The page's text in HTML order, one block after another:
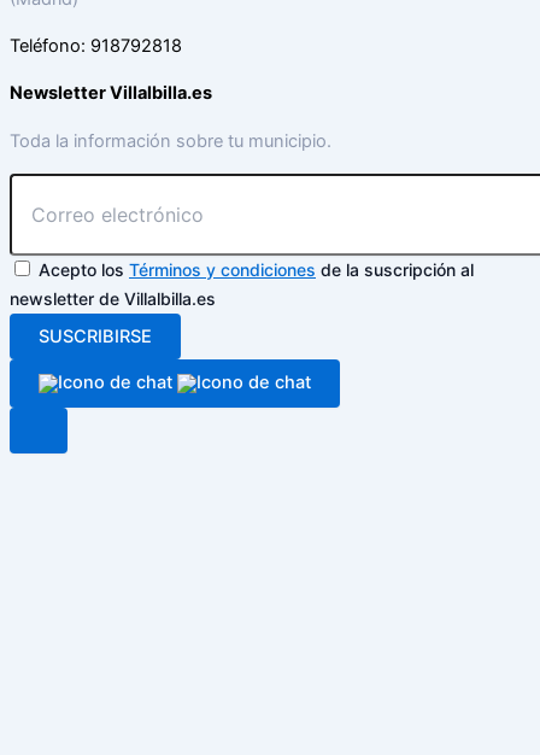
Teléfono: 918792818
Newsletter Villalbilla.es
Toda la información sobre tu municipio.
Acepto los Términos y condiciones de la suscripción al
newsletter de Villalbilla.es
SUSCRIBIRSE